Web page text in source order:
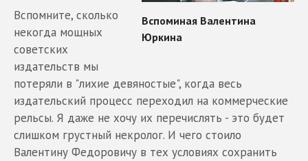
Вспомните, сколько
некогда мощных
советских
издательств мы
потеряли в "лихие девяностые", когда весь
издательский процесс переходил на коммерческие
рельсы. Я даже не хочу их перечислять - это будет
слишком грустный некролог. И чего стоило
Валентину Федоровичу в тех условиях сохранить